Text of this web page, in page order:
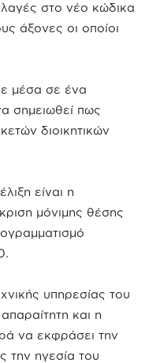
στο νέο κώδικα
άξονες οι οποίοι
μέσα σε ένα
σημειωθεί πως
διοικητικών
είναι η
μόνιμης θέσης
υπηρεσίας του
και η
να εκφράσει την
την ηγεσία του